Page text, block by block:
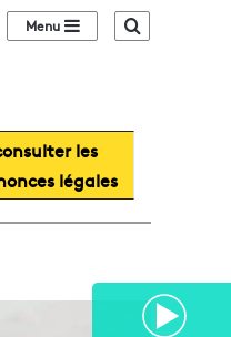
Sidebar (barre
les
légales